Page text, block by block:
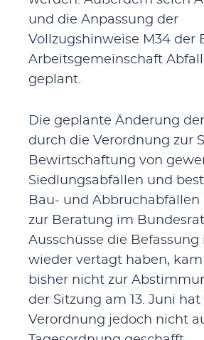
und die Anpassung der
Vollzugshinweise M34 der
Arbeitsgemeinschaft Abfall
geplant.
Die geplante Änderung
durch die Verordnung zur
Bewirtschaftung von
Siedlungsabfällen und
Bau- und
zur Beratung im
Ausschüsse die
wieder vertagt haben,
bisher nicht zur
der Sitzung am 13. Juni hat
Verordnung jedoch nicht